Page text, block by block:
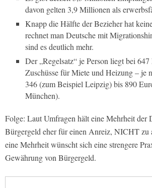
davon gelten 3,9 Millionen als
Knapp die Hälfte der Bezieher hat
rechnet man Deutsche mit
sind es deutlich mehr.
Der „Regelsatz“ je Person liegt bei
Zuschüsse für Miete und Heizung – je
346 (zum Beispiel Leipzig) bis 890
München).
Folge: Laut Umfragen hält eine Mehrheit der
Bürgergeld eher für einen Anreiz, NICHT zu
eine Mehrheit wünscht sich eine strengere
Gewährung von Bürgergeld.